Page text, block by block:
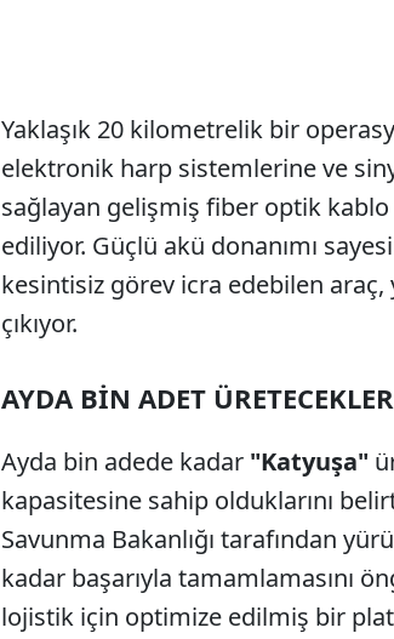
Yaklaşık 20 kilometrelik bir
elektronik harp sistemlerine ve
sağlayan gelişmiş fiber optik
ediliyor. Güçlü akü donanımı
kesintisiz görev icra edebilen
çıkıyor.
AYDA BİN ADET ÜRETECEKLER
Ayda bin adede kadar "Katyuşa"
kapasitesine sahip olduklarını
Savunma Bakanlığı tarafından
kadar başarıyla tamamlamasını
lojistik için optimize edilmiş bir